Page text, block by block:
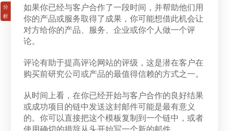
如果你已经与客户合作了一段时间，并帮助他们用
你的产品或服务取得了成果，你可能想借此机会让
对方给你的产品、服务、企业或你个人做一个评
论。
评论有助于提高评论网站的评级，这是潜在客户在
购买前研究公司或产品的最值得信赖的方式之一。
从时间上看，在你已经开始与客户合作的良好结果
或成功项目的链中发送这封邮件可能是最有意义
的。你可以直接把这个模板复制到一个链中，或者
使用确切的措辞从头开始写一个新的邮件。